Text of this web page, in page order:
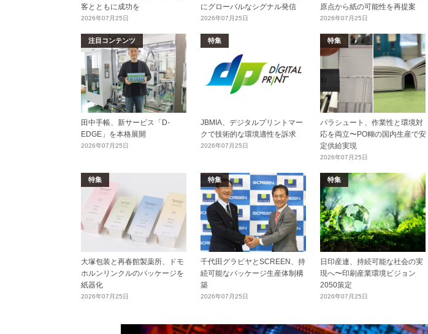
客とともに成功を
2026年07月25日
にグローバルなシグナル発信
2026年07月25日
原点から紙の可能性を再提案
2026年07月25日
注目コンテンツ
田中手帳、新サービス「D-
EDGE」を本格展開
2026年07月25日
特集
JBMIA、デジタルプリントマー
クで技術的な環境適性を訴求
2026年07月25日
特集
パラシュート、作業性と環境対
応を両立〜PO糊の国内生産で安
定供給実現
2026年07月25日
特集
大塚包装と再春館製薬所、ドモ
ホルンリンクルのパッケージを
紙器化
2026年07月25日
特集
千代田グラビヤとSCREEN、持
続可能なパッケージ生産体制構
築
2026年07月25日
特集
日印産連、持続可能な社会の実
現へ〜印刷産業環境ビジョン
2050策定
2026年07月25日